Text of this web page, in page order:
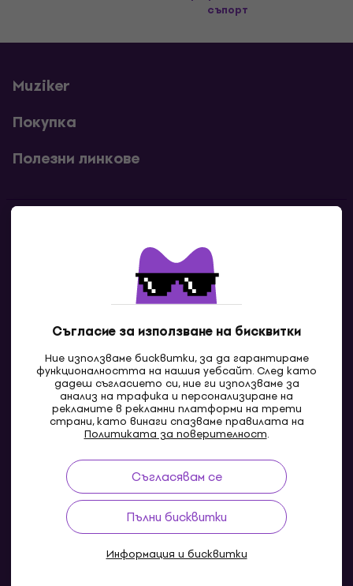
Съгласие за използване на бисквитки
Ние използваме бисквитки, за да гарантираме
функционалността на нашия уебсайт. След като
дадеш съгласието си, ние ги използваме за
анализ на трафика и персонализиране на
рекламите в рекламни платформи на трети
страни, като винаги спазваме правилата на
Политиката за поверителност.
Съгласявам се
Пълни бисквитки
Информация и бисквитки
съпорт
Muziker
Покупка
Полезни линкове
Свържи се с нас
BG
Pazaruvaj - Надежден помощник за покупки